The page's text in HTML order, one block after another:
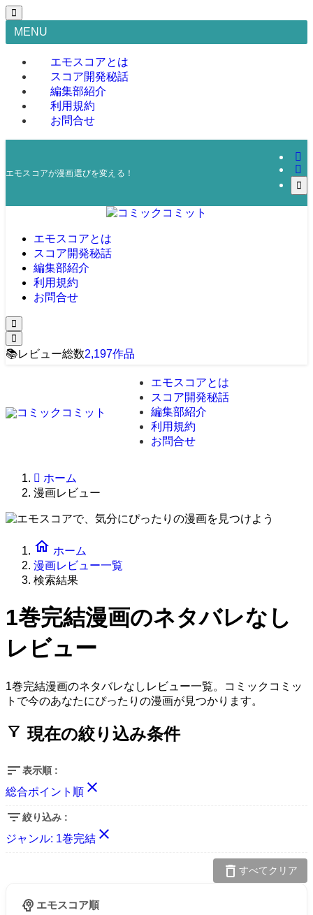
MENU
エモスコアとは
スコア開発秘話
編集部紹介
利用規約
お問合せ
エモスコアが漫画選びを変える！
エモスコアとは
スコア開発秘話
編集部紹介
利用規約
お問合せ
📚レビュー総数2,197作品
エモスコアとは
スコア開発秘話
編集部紹介
利用規約
お問合せ
ホーム
漫画レビュー
home ホーム
漫画レビュー一覧
検索結果
1巻完結漫画のネタバレなし
レビュー
1巻完結漫画のネタバレなしレビュー一覧。コミックコミッ
トで今のあなたにぴったりの漫画が見つかります。
filter_alt 現在の絞り込み条件
sort表示順 :
総合ポイント順 close
filter_list絞り込み :
ジャンル: 1巻完結 close
deleteすべてクリア
psychology エモスコア順